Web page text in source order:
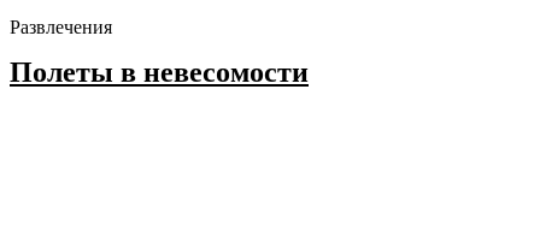
Развлечения
Полеты в невесомости